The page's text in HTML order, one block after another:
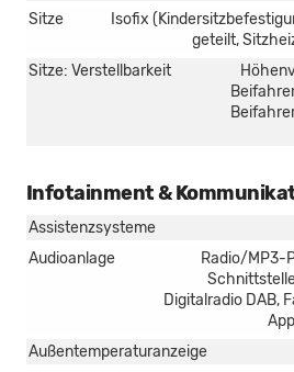
Sitze
Isofix
geteilt,
Sitze: Verstellbarkeit
Infotainment &
Assistenzsysteme
Audioanlage
Radio/MP3-
Digitalradio DAB,
Außentemperaturanzeige